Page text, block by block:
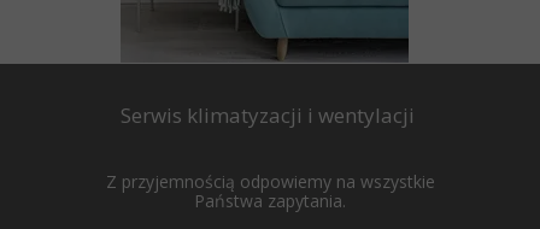
Z przyjemnością odpowiemy na wszystkie
Państwa zapytania.
Serwis klimatyzacji i wentylacji